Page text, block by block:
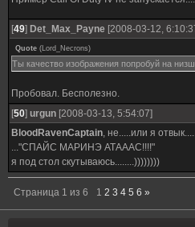
[49] Det_Max_Payne [2008-03-12,
Quote (Lord_Necrons)
Ты качество изображения попробуй на
Пробовал. Бесполезно.
[50] urgun [2008-03-13, 5:54:07]
BloodRavenCaptain, не.....или я
..."СПАЙС МАРИНЭ АТАААС!!!!"
я под стол скутываюсь........))))))))
Страница 1 из 6 1 2 3 4 5 6 »